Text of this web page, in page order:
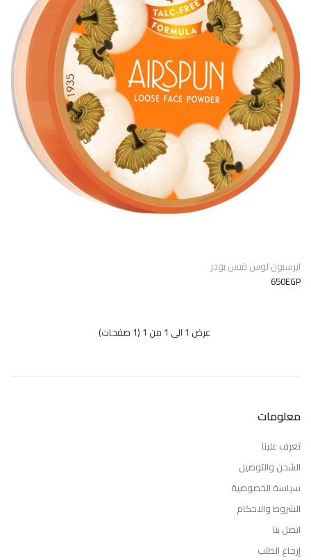
ايرسبون لوس فيس بودر
650EGP
عرض 1 الى 1 من 1 (1 صفحات)
معلومات
تعرف علينا
الشحن والتوصيل
سياسة الخصوصية
الشروط والاحكام
اتصل بنا
إرجاع الطلب